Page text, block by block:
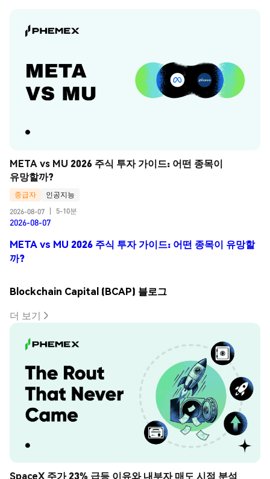
META vs MU 2026 주식 투자 가이드: 어떤 종목이
유망할까?
중급자
인공지능
2026-08-07
5-10분
2026-08-07
META vs MU 2026 주식 투자 가이드: 어떤 종목이 유망할
까?
Blockchain Capital (BCAP) 블로그
더 보기
SpaceX 주가 23% 급등 이유와 내부자 매도 시점 분석